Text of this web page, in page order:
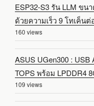
ESP32-S3 รัน LLM ขน
ด้วยความเร็ว 9 โทเค็นต่
160 views
ASUS UGen300 : USB
TOPS พร้อม LPDDR4
109 views